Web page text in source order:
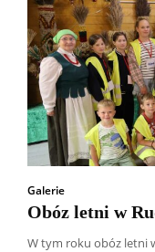
Galerie
Obóz letni w
W tym roku obóz letni